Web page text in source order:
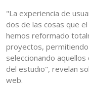
"La experiencia de
dos de las cosas que
hemos reformado
proyectos,
seleccionando
del estudio", revelan
web.